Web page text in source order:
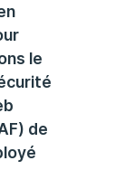
le
de